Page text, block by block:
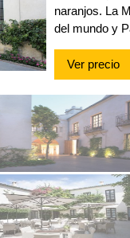
naranjos. La
del mundo y
Ver precio